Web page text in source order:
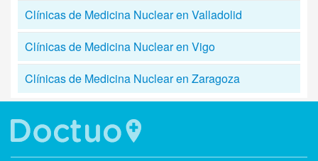
Clínicas de Medicina Nuclear en Valladolid
Clínicas de Medicina Nuclear en Vigo
Clínicas de Medicina Nuclear en Zaragoza